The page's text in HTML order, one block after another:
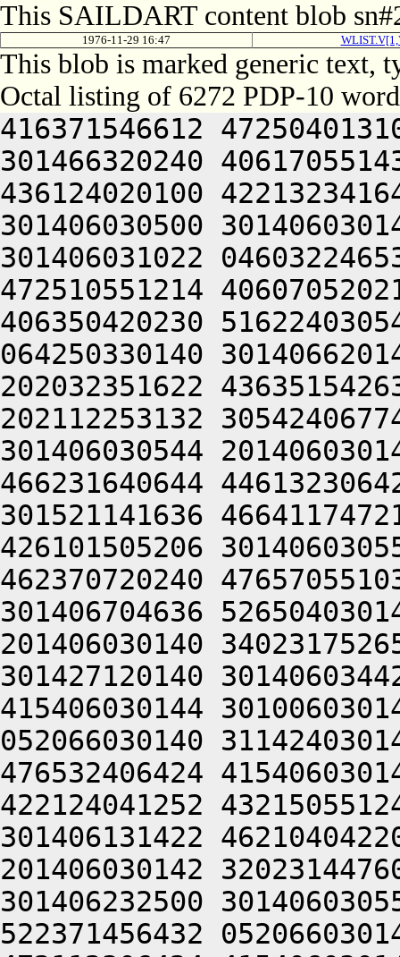
This SAILDART content blob
1976-11-29 16:47
This blob is marked generic text,
Octal listing of 6272 PDP-10
416371546612 472504013100 201012640630 446104030140 301466320240 406170551432 052064051212 415004050202 436124020100 422132341644 446412444636 470321241540 301406030500 301406030142 064250330140 301406320140 301406031022 046032246532 416371550252 522132220222 472510551214 406070520214 476444050210 501326130500 406350420230 516224030542 202071746640 526510551246 064250330140 301406620140 301406031422 044230244650 202032351622 436351542634 522464026500 526471147216 202112253132 305424067744 202112226542 306061505206 301406030544 201406030140 320221104422 502450546222 466231640644 446132306424 415406030142 321006030140 301521141636 466411747212 472512320244 426432544644 426101505206 301406030552 201406030140 330230147202 462370720240 476570551032 052066030140 305564030140 301406704636 526504030140 202041505206 301406030560 201406030140 340231752650 201406520204 064250330140 301427120140 301406034422 476532420142 301010206424 415406030144 301006030140 305401151650 476404040432 052066030140 311424030140 301426104604 512031342500 476532406424 415406030144 311006030140 305441146636 422124041252 432150551246 064250330140 301446320140 301406131422 462104042202 416461505206 301406031150 201406030142 320231447602 421010440606 514321241540 301406232500 301406030552 046231652100 416512246266 522371456432 052066030140 311544030140 301426604616 472112306424 415406030144 335006030140 305561147634 425332344236 521012444632 446350706424 415406030144 341006030140 305601140610 202372552240 526512306424 415406030144 345006030140 305621146640 542444040610 422452306424 415406030146 301006030140 311401146640 542444047652 522670147202 462370756432 052066030140 315424030140 301446104632 446470327100 536450150246 064250330140 301466220140 301406231022 044221141636 472350541650 476444053622 512231643500 266406206424 415406030146 331006030140 311461104422 046071747234 426072447644 202571151222 472164026640 314321241540 301406334500 301406031150 044221104606 476351642606 522372220256 446451147216 201332030432 052066030140 321424030140 301446504422 044230347634 472130352236 511012744644 446350720132 501501505206 301406032144 201406030144 330221104422 422030320206 476351642606 522231747246 201330430032 052066030140 321464030140 301446704422 044230440606 202071747234 426072444636 472464026610 304321241540 301406432100 301406031160 044221104610 406064041636 472350541650 446371651500 266106206424 415406030150 325006030140 311621104422 046110141500 416371647212 416511147634 515005542146 064250330140 301506620140 301406330022 044221142202 415010347634 472130352222 476352320132 421501505206 301406032156 201406030146 304221104422 422030320206 476351642606 522231747246 201330432432 052066030140 321604030140 301466204422 044230440606 202071747234 426072444636 472464026610 330321241540 301406434500 301406031546 044221104610 406064041636 472350541650 446371651500 266106706424 415406030152 301010547210 466261505206 131661505000 000000000000 000000000000 000000000000 000000000000 000000000000 000000000000 000000000000 000000000000 000000000000 000000000000 000000000000 000000000000 000000000000 000000000000 000000000000 000000000000 000000000000 000000000000 000000000000 000000000000 000000000000 000000000000 000000000000 000000000000 000000000000 000000000000 000000000000 000000000000 000000000000 000000000000 060230151232 266071746640 526510551100 446352442644 432030342500 432372220240 422405530542 202031642100 462471120142 305010347632 502532442644 514321206424 446352451236 422530352222 476341505032 050232464322 715016764744 625015464746 721015171500 633376220302 203475167316 663124061336 607454420306 677336072750 627444064734 723136263302 617121505314 677444060500 422130320240 422405530542 203474571322 627464061736 667416572312 711344020222 721015171500 647356462734 623134420350 675014262500 727474562032 053575172320 203024042212 415010451132 305430320336 711010451254 265426120316 627354571302 661014462754 647074520322 673514571314 607074520306 607454427032 050321252320 625014367732 703536462744 203236320322 673514571314 607074562100 723216272500 723575720150 301016064734 203075767334 627076467744 715341505250 643124060744 665015171500 647356462744 633034362710 203515071352 203516767500 325404070322 671014367734 673134372336 713465606424 064252464312 203235672312 713154161712 203075767350 607235671500 605006131100 613236420202 276104024126 265426073310 615225420146 311014364302 673354566346